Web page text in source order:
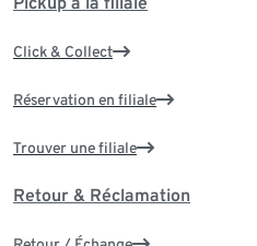
Click & Collect
Réservation en filiale
Trouver une filiale
Retour & Réclamation